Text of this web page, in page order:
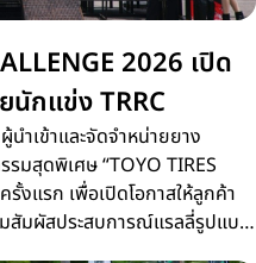
2026 เปิด
กแข่ง TRRC
ำเข้าและจัดจำหน่ายยาง
รมสุดพิเศษ “TOYO TIRES
รั้งแรก เพื่อเปิดโอกาสให้ลูกค้า
สัมผัสประสบการณ์แรลลี่รูปแบบ